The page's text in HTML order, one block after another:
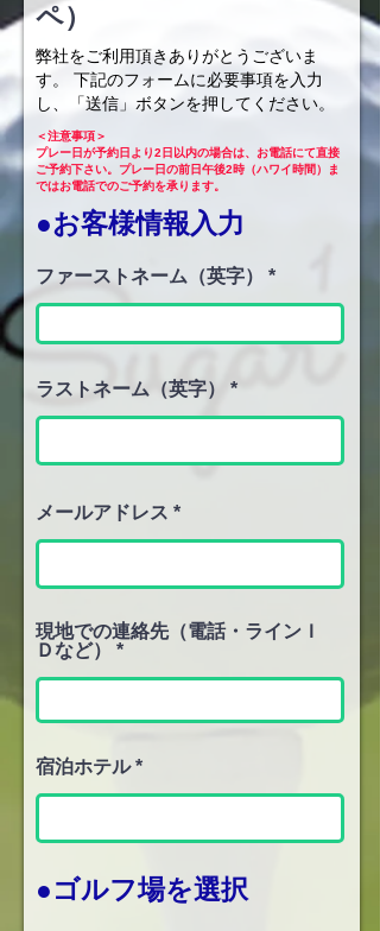
ペ）
弊社をご利用頂きありがとうございま
す。 下記のフォームに必要事項を入力
し、「送信」ボタンを押してください。
＜注意事項＞
プレー日が予約日より2日以内の場合は、お電話にて直接
ご予約下さい。プレー日の前日午後2時（ハワイ時間）ま
ではお電話でのご予約を承ります。
●お客様情報入力
ファーストネーム（英字）
ラストネーム（英字）
メールアドレス
現地での連絡先（電話・ラインＩ
Ｄなど）
宿泊ホテル
●ゴルフ場を選択